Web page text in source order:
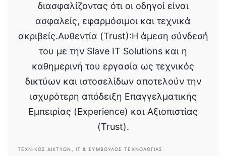
διασφαλίζοντας ότι οι οδηγοί είναι
ασφαλείς, εφαρμόσιμοι και τεχνικά
ακριβείς.Αυθεντία (Trust):Η άμεση σύνδεσή
του με την Slave IT Solutions και η
καθημερινή του εργασία ως τεχνικός
δικτύων και ιστοσελίδων αποτελούν την
ισχυρότερη απόδειξη Επαγγελματικής
Εμπειρίας (Experience) και Αξιοπιστίας
(Trust).
ΤΕΧΝΙΚΌΣ ΔΙΚΤΎΩΝ, IT & ΣΎΜΒΟΥΛΟΣ ΤΕΧΝΟΛΟΓΊΑΣ